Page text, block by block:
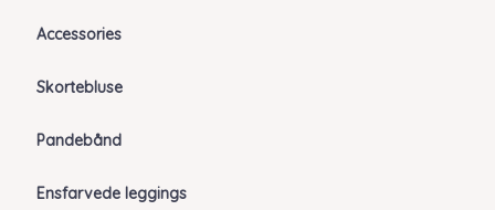
Accessories
Skortebluse
Pandebånd
Ensfarvede leggings